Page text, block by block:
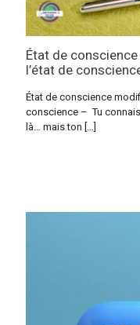
État de
l’état de
État de conscience
conscience – Tu
là… mais ton